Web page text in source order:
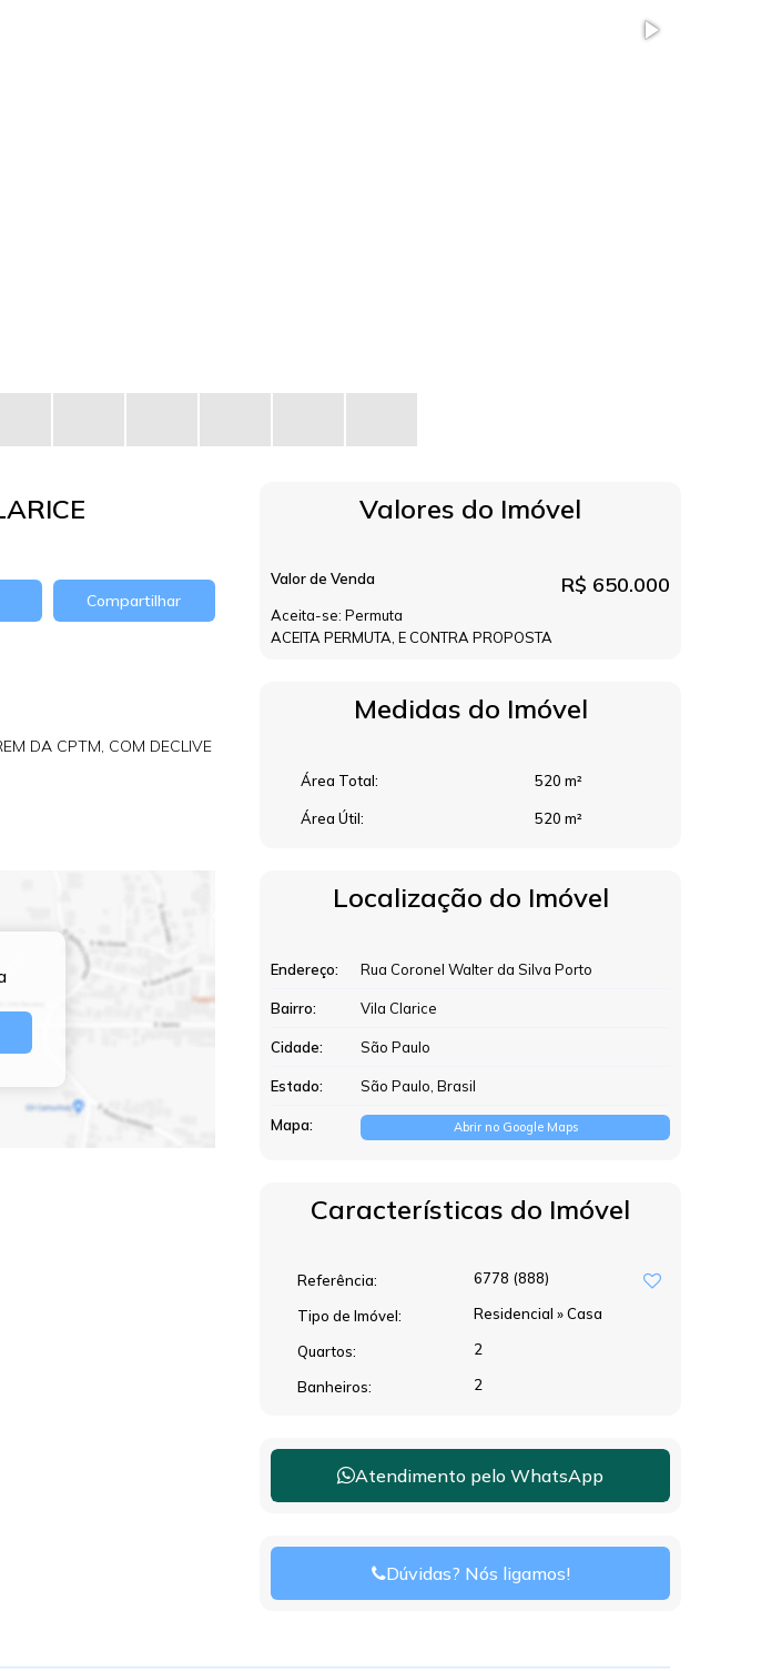
Compartilhar
DA CPTM, COM DECLIVE
Valores do Imóvel
R$ 650.000
Valor de Venda
Aceita-se: Permuta
ACEITA PERMUTA, E CONTRA PROPOSTA
Medidas do Imóvel
Área Total: 520 m²
Área Útil: 520 m²
Localização do Imóvel
Endereço: Rua Coronel Walter da Silva Porto
Bairro: Vila Clarice
Cidade: São Paulo
Estado: São Paulo, Brasil
Mapa: Abrir no Google Maps
Características do Imóvel
Referência: 6778 (888)
Tipo de Imóvel: Residencial »Casa
Quartos: 2
Banheiros: 2
Atendimento pelo WhatsApp
Dúvidas? Nós ligamos!